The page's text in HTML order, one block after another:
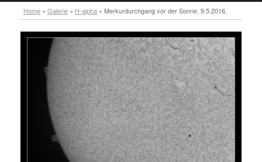
Home » Galerie » H-alpha » Merkurdurchgang vor der Sonne, 9.5.2016,
17:27h MESZ